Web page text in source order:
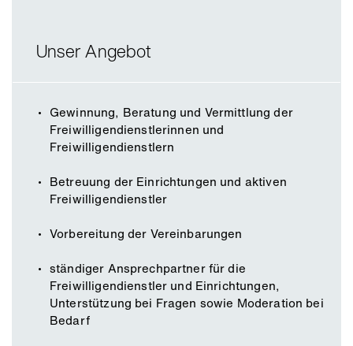
Unser Angebot
Gewinnung, Beratung und Vermittlung der
Freiwilligendienstlerinnen und
Freiwilligendienstlern
Betreuung der Einrichtungen und aktiven
Freiwilligendienstler
Vorbereitung der Vereinbarungen
ständiger Ansprechpartner für die
Freiwilligendienstler und Einrichtungen,
Unterstützung bei Fragen sowie Moderation bei
Bedarf